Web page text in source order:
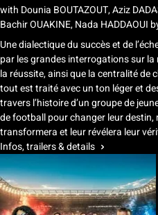
with Dounia BOUTAZOUT, Aziz
Bachir OUAKINE, Nada HADDAOUI
Une dialectique du succès et de
par les grandes interrogations sur la
la réussite, ainsi que la centralité de
tout est traité avec un ton léger et
travers l’histoire d’un groupe de
de football pour changer leur destin,
transformera et leur révélera leur
Infos, trailers & details